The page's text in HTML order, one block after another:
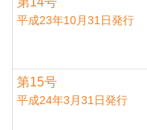
平成23年10月31日発行
第15号
平成24年3月31日発行